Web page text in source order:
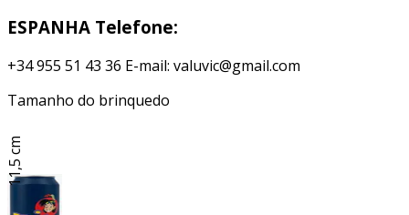
ESPANHA Telefone:
+34 955 51 43 36 E-mail: valuvic@gmail.com
Tamanho do brinquedo
11,5 cm